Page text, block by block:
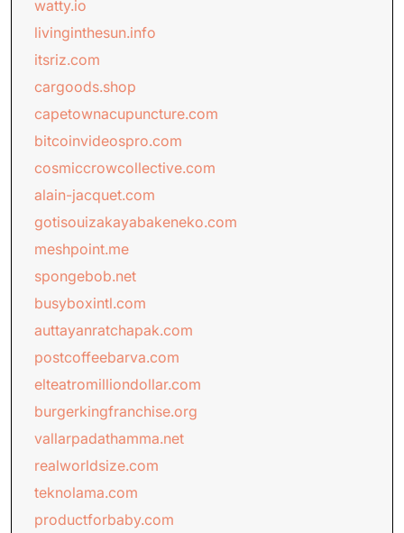
watty.io
livinginthesun.info
itsriz.com
cargoods.shop
capetownacupuncture.com
bitcoinvideospro.com
cosmiccrowcollective.com
alain-jacquet.com
gotisouizakayabakeneko.com
meshpoint.me
spongebob.net
busyboxintl.com
auttayanratchapak.com
postcoffeebarva.com
elteatromilliondollar.com
burgerkingfranchise.org
vallarpadathamma.net
realworldsize.com
teknolama.com
productforbaby.com